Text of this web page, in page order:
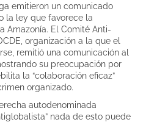
emitieron un comunicado
la ley que favorece la
Amazonía. El Comité Anti-
organización a la que el
remitió una comunicación al
su preocupación por
la “colaboración eficaz”
organizado.
autodenominada
nada de esto puede